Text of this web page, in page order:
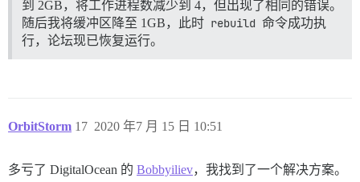
到 2GB，将工作进程数减少到 4，但出现了相同的错误。
随后我将缓冲区降至 1GB，此时 rebuild 命令成功执
行，论坛现已恢复运行。
OrbitStorm 2020 年7 月 15 日 10:51
17
多亏了 DigitalOcean 的 Bobbyiliev，我找到了一个解决方案。